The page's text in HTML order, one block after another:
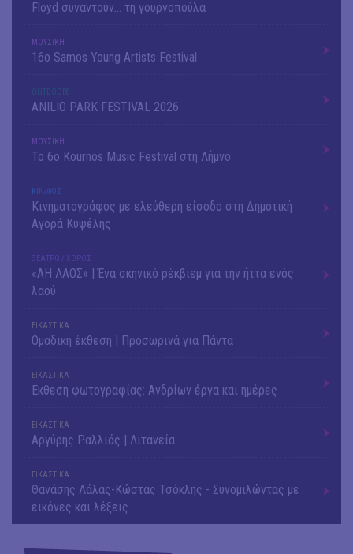
Floyd συναντούν… τη γουρνοπούλα
ΜΟΥΣΙΚΗ
16o Samos Young Artists Festival
OUTDΟORS
ANILIO PARK FESTIVAL 2026
ΜΟΥΣΙΚΗ
Το 6ο Kournos Music Festival στη Λήμνο
ΚΙΝ/ΦΟΣ
Κινηματογράφος με ελεύθερη είσοδο στη Δημοτική
Αγορά Κυψέλης
ΘΕΑΤΡΟ / ΧΟΡΟΣ
«ΑΗ ΛΑΟΣ» | Ένα σκηνικό ρέκβιεμ για την ήττα ενός
λαού
ΕΙΚΑΣΤΙΚΑ
Ομαδική έκθεση | Προσωρινά για Πάντα
ΕΙΚΑΣΤΙΚΑ
Έκθεση φωτογραφίας: Ανδρίων έργα και ημέρες
ΕΙΚΑΣΤΙΚΑ
Αργύρης Ραλλιάς | Λιτανεία
ΕΙΚΑΣΤΙΚΑ
Θανάσης Λάλας-Κώστας Τσόκλης - Συνομιλώντας με
εικόνες και λέξεις